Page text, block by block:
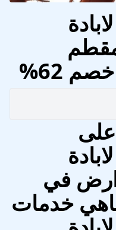
على
في
؟ | 2. ماهي خدمات